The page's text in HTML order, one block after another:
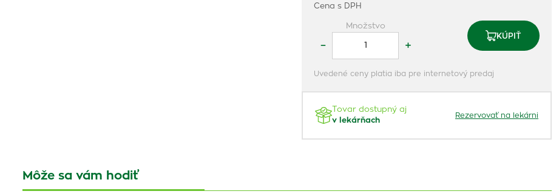
Cena s DPH
Množstvo
– +
KÚPIŤ
Uvedené ceny platia iba pre internetový predaj
Tovar dostupný aj
v lekárňach
Rezervovať na lekárni
Môže sa vám hodiť